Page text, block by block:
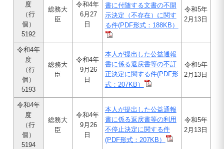
度
（行
個）
5192
総務大
臣
令和4年
6月27
日
書に付随する文書の不開
示決定（不存在）に関す
る件(PDF形式：188KB）
令和5年
2月13日
令和4年
度
（行
個）
5193
総務大
臣
令和4年
9月26
日
本人が提出した公益通報
書に係る返戻書等の不訂
正決定に関する件(PDF形
式：207KB）
令和5年
2月13日
令和4年
度
（行
個）
5194
総務大
臣
令和4年
9月26
日
本人が提出した公益通報
書に係る返戻書等の利用
不停止決定に関する件
(PDF形式：207KB）
令和5年
2月13日